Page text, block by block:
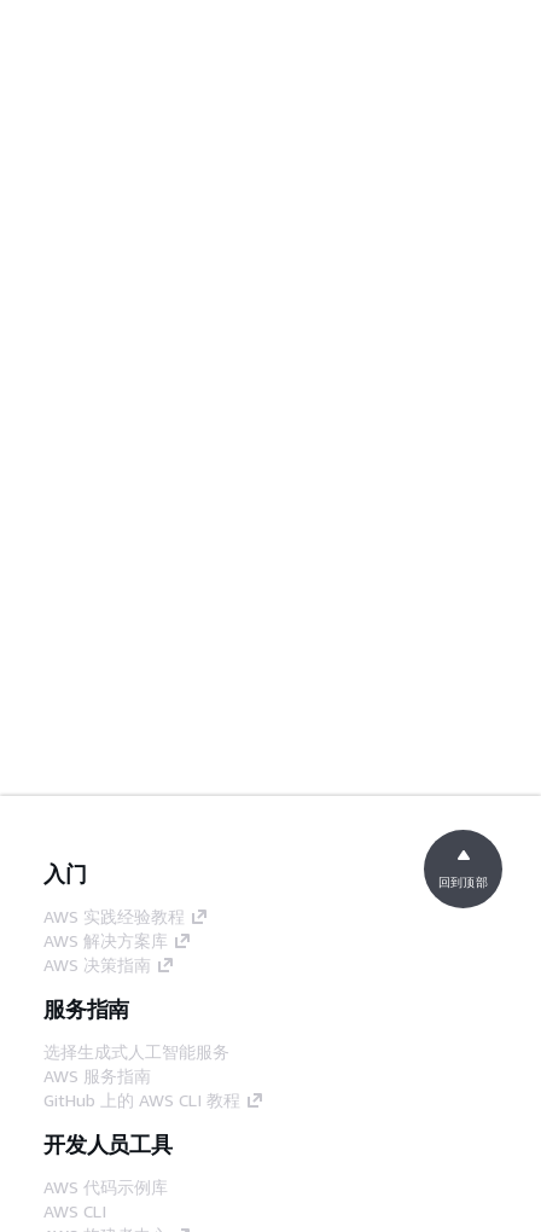
入门
AWS 实践经验教程
AWS 解决方案库
AWS 决策指南
服务指南
选择生成式人工智能服务
AWS 服务指南
GitHub 上的 AWS CLI 教程
开发人员工具
AWS 代码示例库
AWS CLI
回到顶部